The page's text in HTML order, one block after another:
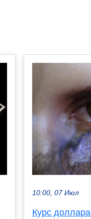
10:00, 07 Июл
Курс